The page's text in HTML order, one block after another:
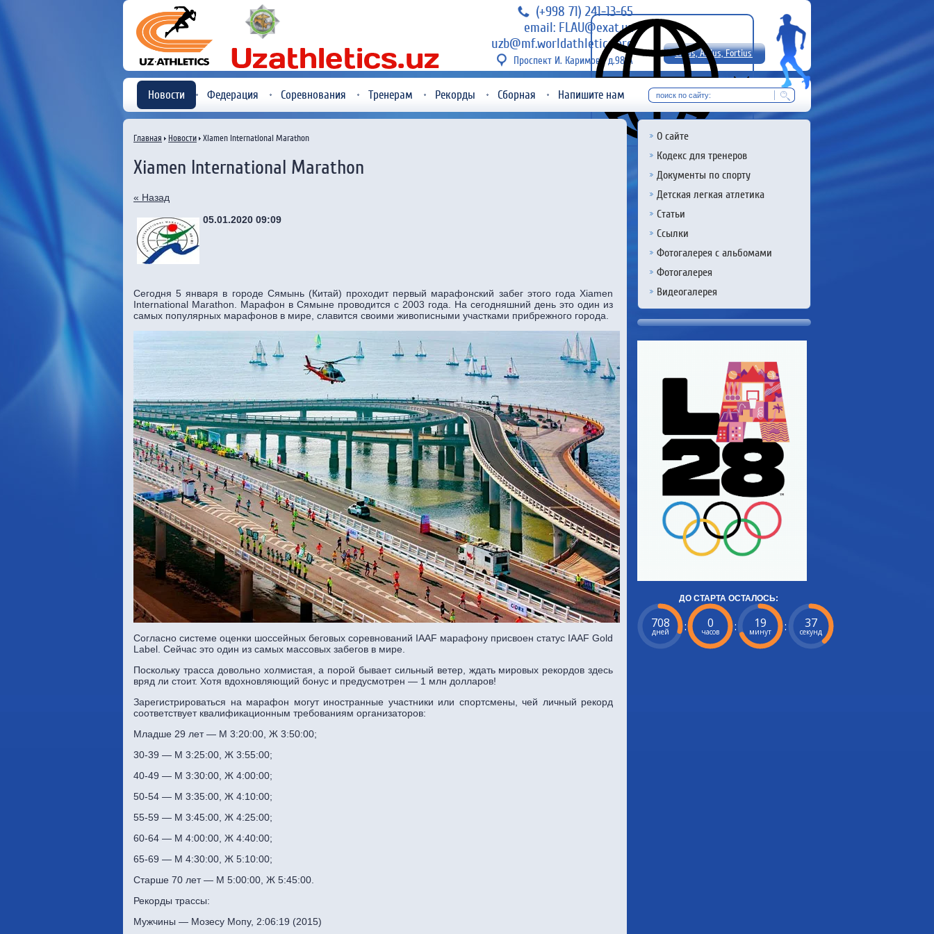
(+998 71) 241-13-65
email: FLAU@exat.uz
uzb@mf.worldathletics.org
Проспект И. Каримова д.98 А
Citius, Altius, Fortius!
RU
Новости Федерация Соревнования Тренерам Рекорды Сборная Напишите нам
О сайте
Кодекс для тренеров
Документы по спорту
Детская легкая атлетика
Статьи
Ссылки
Фотогалерея с альбомами
Фотогалерея
Видеогалерея
ДО СТАРТА ОСТАЛОСЬ:
708
дней : 0
часов : 19
минут : 36
секунд
Главная Новости Xiamen International Marathon
Xiamen International Marathon
« Назад
05.01.2020 09:09
Сегодня 5 января в городе Сямынь (Китай) проходит первый марафонский забег этого года Xiamen
International Marathon. Марафон в Сямыне проводится с 2003 года. На сегодняшний день это один из
самых популярных марафонов в мире, славится своими живописными участками прибрежного города.
Согласно системе оценки шоссейных беговых соревнований IAAF марафону присвоен статус IAAF Gold
Label. Сейчас это один из самых массовых забегов в мире.
Поскольку трасса довольно холмистая, а порой бывает сильный ветер, ждать мировых рекордов здесь
вряд ли стоит. Хотя вдохновляющий бонус и предусмотрен — 1 млн долларов!
Зарегистрироваться на марафон могут иностранные участники или спортсмены, чей личный рекорд
соответствует квалификационным требованиям организаторов:
Младше 29 лет — М 3:20:00, Ж 3:50:00;
30-39 — М 3:25:00, Ж 3:55:00;
40-49 — М 3:30:00, Ж 4:00:00;
50-54 — М 3:35:00, Ж 4:10:00;
55-59 — М 3:45:00, Ж 4:25:00;
60-64 — М 4:00:00, Ж 4:40:00;
65-69 — М 4:30:00, Ж 5:10:00;
Старше 70 лет — М 5:00:00, Ж 5:45:00.
Рекорды трассы:
Мужчины — Мозесу Мопу, 2:06:19 (2015)